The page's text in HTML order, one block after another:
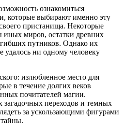
ознакомиться
которые выбирают именно эту
пристанища. Некоторые
миров, остатки древних
путников. Однако их
ни одному человеку
излюбленное место для
в течение долгих веков
почитателей магии.
переходов и темных
за ускользающими фигурами
тайны.